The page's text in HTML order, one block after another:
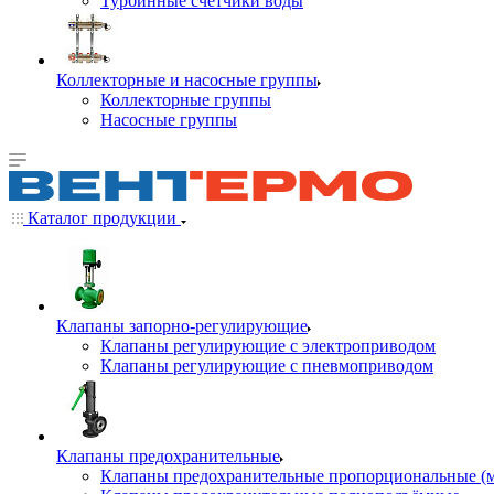
Коллекторные и насосные группы
Коллекторные группы
Насосные группы
Каталог продукции
Клапаны запорно-регулирующие
Клапаны регулирующие с электроприводом
Клапаны регулирующие с пневмоприводом
Клапаны предохранительные
Клапаны предохранительные пропорциональные